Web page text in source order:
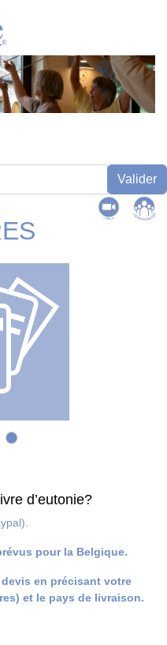
Valider
d’eutonie?
pour la Belgique.
en précisant votre
et le pays de livraison.